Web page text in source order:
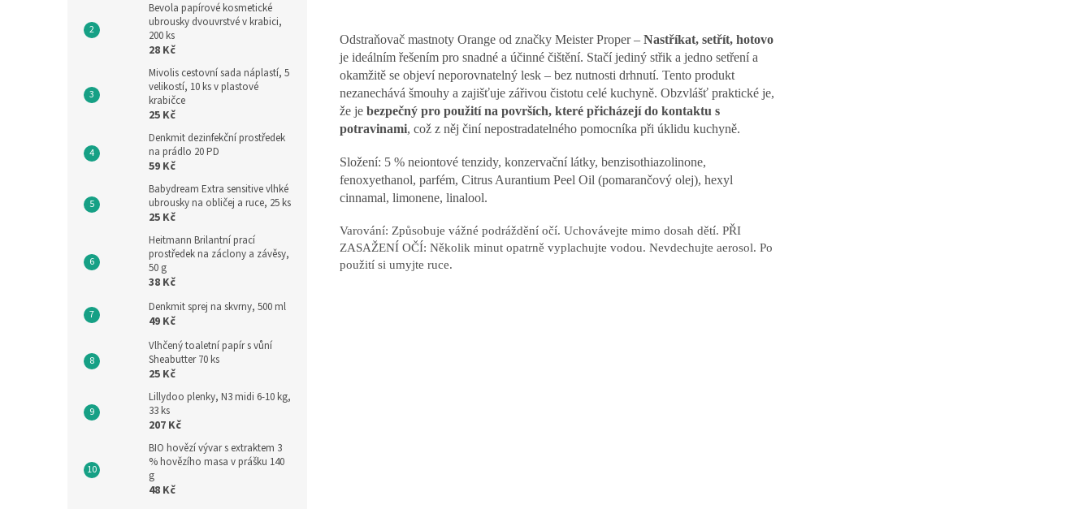
Bevola papírové kosmetické
ubrousky dvouvrstvé v krabici,
200 ks
28 Kč
Mivolis cestovní sada náplastí, 5
velikostí, 10 ks v plastové
krabičce
25 Kč
Denkmit dezinfekční prostředek
na prádlo 20 PD
59 Kč
Babydream Extra sensitive vlhké
ubrousky na obličej a ruce, 25 ks
25 Kč
Heitmann Brilantní prací
prostředek na záclony a závěsy,
50 g
38 Kč
Denkmit sprej na skvrny, 500 ml
49 Kč
Vlhčený toaletní papír s vůní
Sheabutter 70 ks
25 Kč
Lillydoo plenky, N3 midi 6-10 kg,
33 ks
207 Kč
BIO hovězí vývar s extraktem 3
% hovězího masa v prášku 140
g
48 Kč
Odstraňovač mastnoty Orange od značky Meister Proper – Nastříkat, setřít, hotovo
je ideálním řešením pro snadné a účinné čištění. Stačí jediný střik a jedno setření a
okamžitě se objeví neporovnatelný lesk – bez nutnosti drhnutí. Tento produkt
nezanechává šmouhy a zajišťuje zářivou čistotu celé kuchyně. Obzvlášť praktické je,
že je bezpečný pro použití na površích, které přicházejí do kontaktu s
potravinami, což z něj činí nepostradatelného pomocníka při úklidu kuchyně.
Složení: 5 % neiontové tenzidy, konzervační látky, benzisothiazolinone,
fenoxyethanol, parfém, Citrus Aurantium Peel Oil (pomarančový olej), hexyl
cinnamal, limonene, linalool.
Varování: Způsobuje vážné podráždění očí. Uchovávejte mimo dosah dětí. PŘI
ZASAŽENÍ OČÍ: Několik minut opatrně vyplachujte vodou. Nevdechujte aerosol. Po
použití si umyjte ruce.